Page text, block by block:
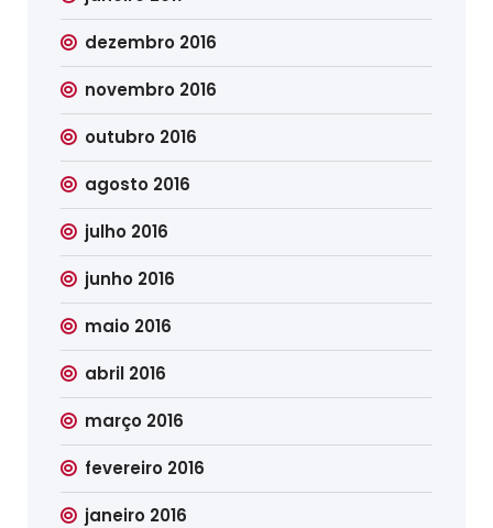
dezembro 2016
novembro 2016
outubro 2016
agosto 2016
julho 2016
junho 2016
maio 2016
abril 2016
março 2016
fevereiro 2016
janeiro 2016